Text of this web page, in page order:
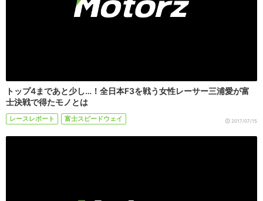
トップ4まであと少し…！全日本F3を戦う女性レーサー三浦愛が富
士決戦で得たモノとは
レースレポート 富士スピードウェイ 2017/07/15